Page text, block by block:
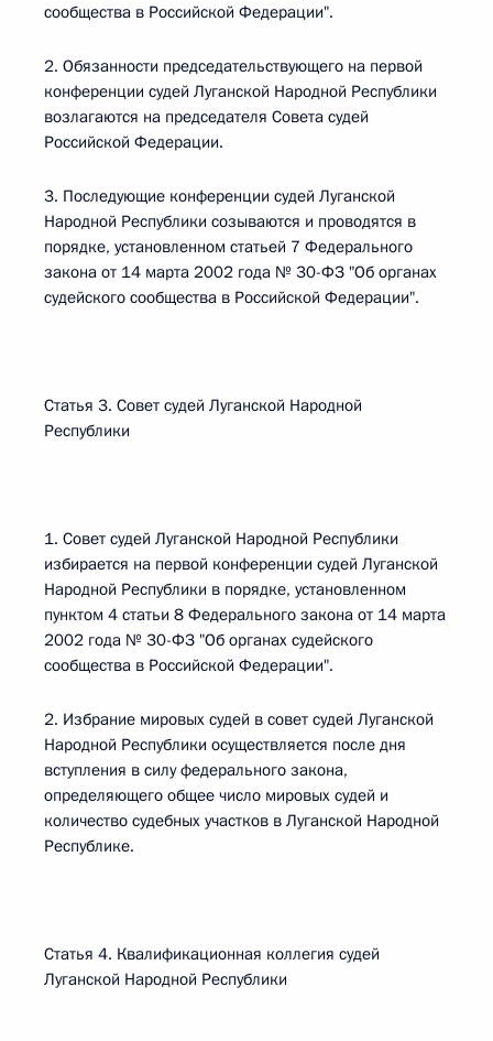
сообщества в Российской Федерации".
2. Обязанности председательствующего на первой
конференции судей Луганской Народной Республики
возлагаются на председателя Совета судей
Российской Федерации.
3. Последующие конференции судей Луганской
Народной Республики созываются и проводятся в
порядке, установленном статьей 7 Федерального
закона от 14 марта 2002 года № 30-ФЗ "Об органах
судейского сообщества в Российской Федерации".
Статья 3. Совет судей Луганской Народной
Республики
1. Совет судей Луганской Народной Республики
избирается на первой конференции судей Луганской
Народной Республики в порядке, установленном
пунктом 4 статьи 8 Федерального закона от 14 марта
2002 года № 30-ФЗ "Об органах судейского
сообщества в Российской Федерации".
2. Избрание мировых судей в совет судей Луганской
Народной Республики осуществляется после дня
вступления в силу федерального закона,
определяющего общее число мировых судей и
количество судебных участков в Луганской Народной
Республике.
Статья 4. Квалификационная коллегия судей
Луганской Народной Республики